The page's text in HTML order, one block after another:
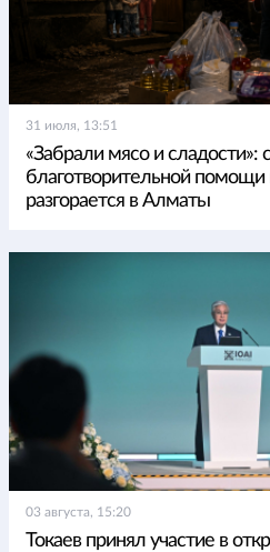
31 июля, 13:51
«Забрали мясо и сладости»:
благотворительной
разгорается в Алматы
03 августа, 15:20
Токаев принял участие в